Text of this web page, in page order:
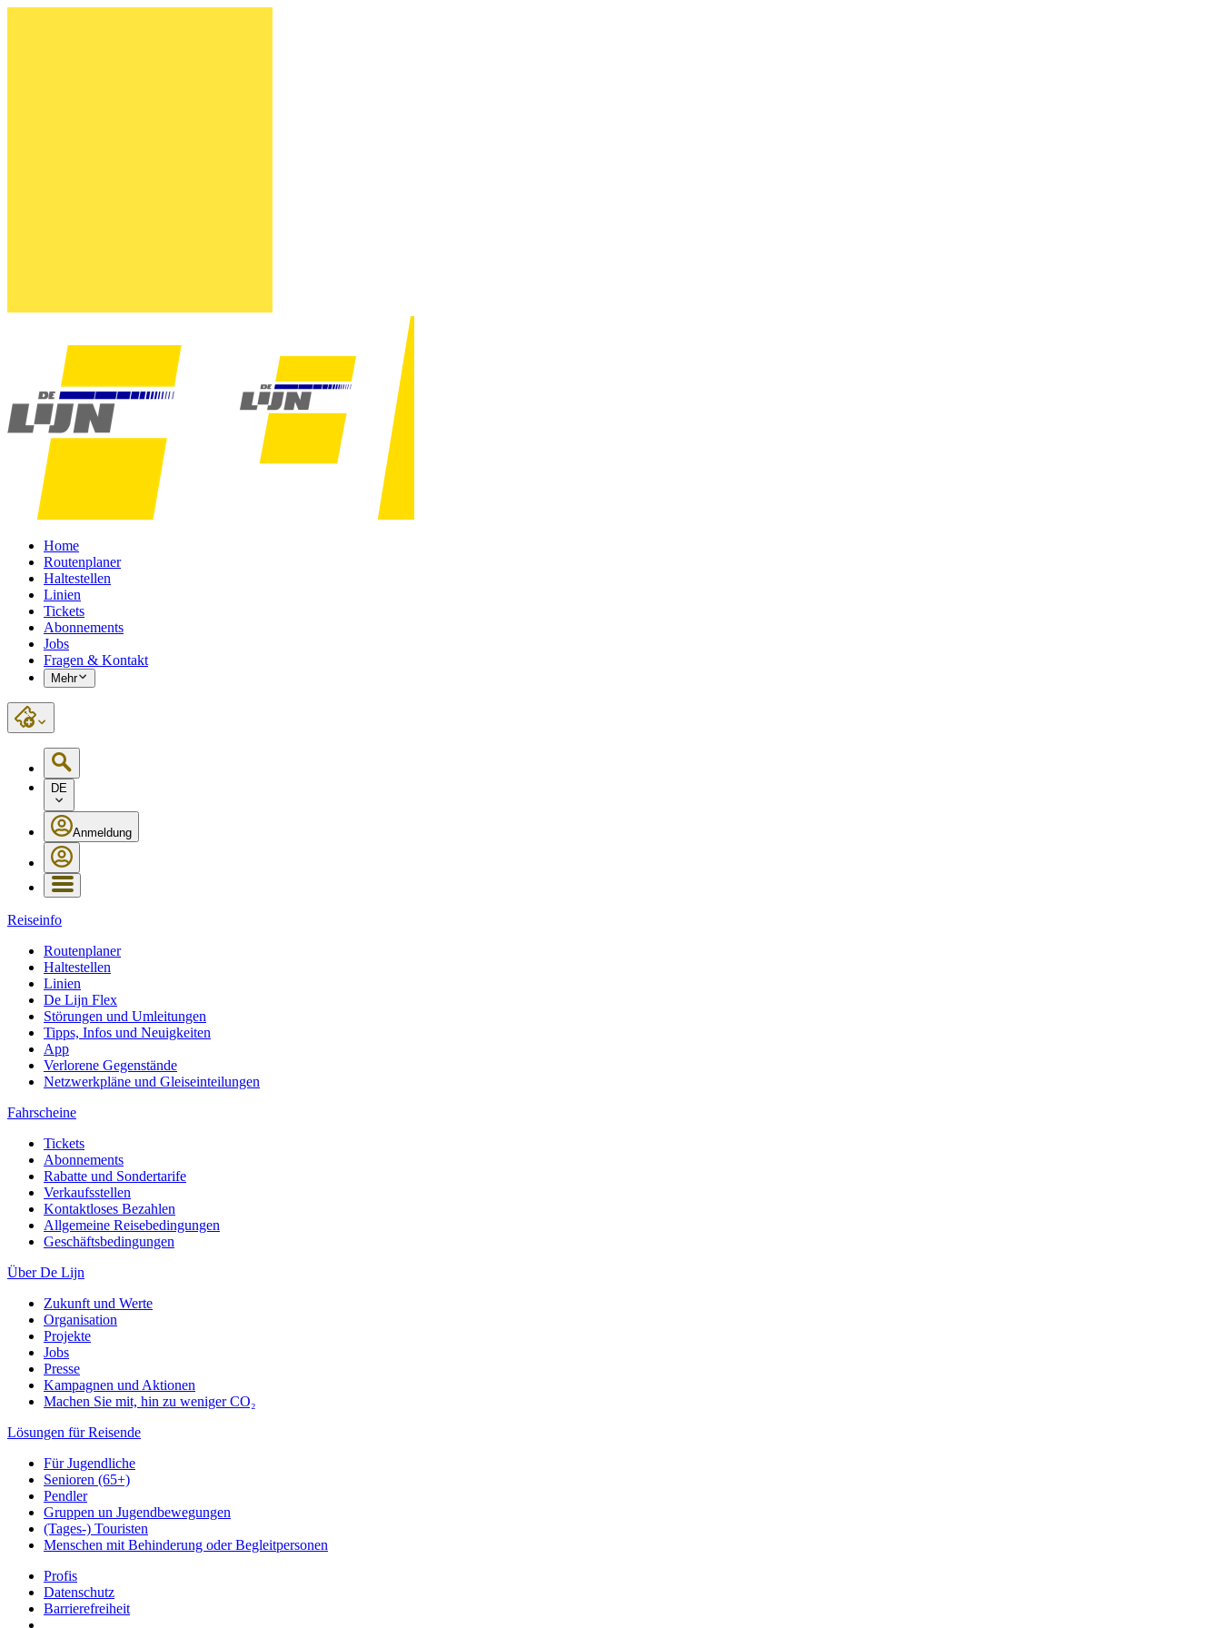
Home
Routenplaner
Haltestellen
Linien
Tickets
Abonnements
Jobs
Fragen & Kontakt
Mehr
DE
Anmeldung
Reiseinfo
Routenplaner
Haltestellen
Linien
De Lijn Flex
Störungen und Umleitungen
Tipps, Infos und Neuigkeiten
App
Verlorene Gegenstände
Netzwerkpläne und Gleiseinteilungen
Fahrscheine
Tickets
Abonnements
Rabatte und Sondertarife
Verkaufsstellen
Kontaktloses Bezahlen
Allgemeine Reisebedingungen
Geschäftsbedingungen
Über De Lijn
Zukunft und Werte
Organisation
Projekte
Jobs
Presse
Kampagnen und Aktionen
Machen Sie mit, hin zu weniger CO₂
Lösungen für Reisende
Für Jugendliche
Senioren (65+)
Pendler
Gruppen un Jugendbewegungen
(Tages-) Touristen
Menschen mit Behinderung oder Begleitpersonen
Profis
Datenschutz
Barrierefreiheit